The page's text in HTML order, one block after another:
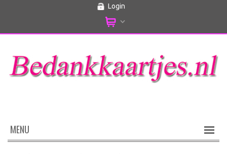
Login
MENU